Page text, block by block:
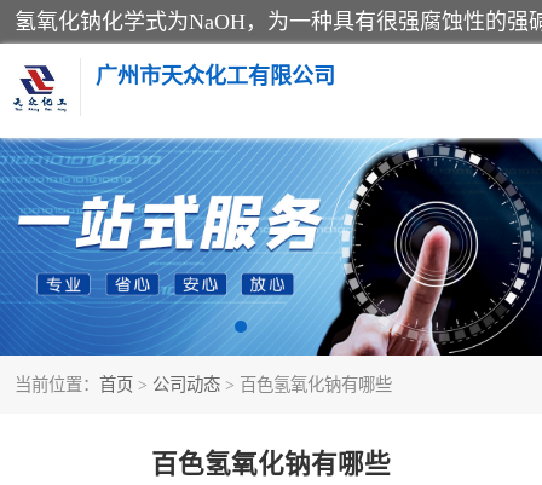
广州市天众化工有限公司
当前位置： 首页 > 公司动态 > 百色氢氧化钠有哪些
百色氢氧化钠有哪些
亚硝酸钠
纯碱
草酸
聚合氯化铝